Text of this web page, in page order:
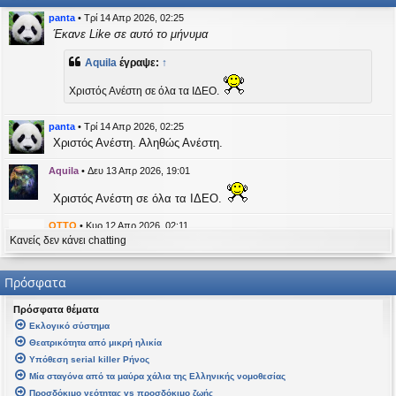
εις
η
panta • Τρί 14 Απρ 2026, 02:25
Έκανε Like σε αυτό το μήνυμα
Aquila έγραψε: ↑
Χριστός Ανέστη σε όλα τα ΙΔΕΟ.
panta • Τρί 14 Απρ 2026, 02:25
Χριστός Ανέστη. Αληθώς Ανέστη.
Aquila • Δευ 13 Απρ 2026, 19:01
Χριστός Ανέστη σε όλα τα ΙΔΕΟ.
OTTO • Κυρ 12 Απρ 2026, 02:11
likes this message
kat_womanέγραψε:↑
pantaέγραψε:↑
Καλή Μεγάλη Εβδομάδα. Καλή Ανάσταση.
Καλή Ανάσταση σε όλους!
Κανείς δεν κάνει chatting
Πρόσφατα
Πρόσφατα θέματα
Εκλογικό σύστημα
Θεατρικότητα από μικρή ηλικία
Υπόθεση serial killer Ρήνος
Μία σταγόνα από τα μαύρα χάλια της Ελληνικής νομοθεσίας
Προσδόκιμο νεότητας vs προσδόκιμο ζωής